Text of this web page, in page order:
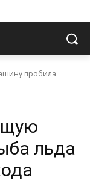
пробила
льда